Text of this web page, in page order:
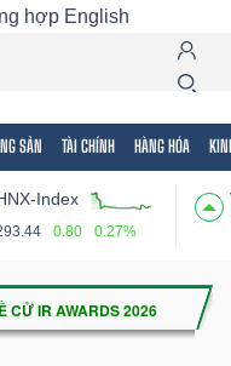
hợp English
SẢN TÀI CHÍNH HÀNG HÓA
Index
0.80 0.27%
Mã chứng khoán